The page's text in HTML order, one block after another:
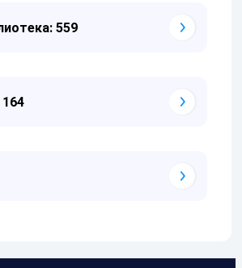
559